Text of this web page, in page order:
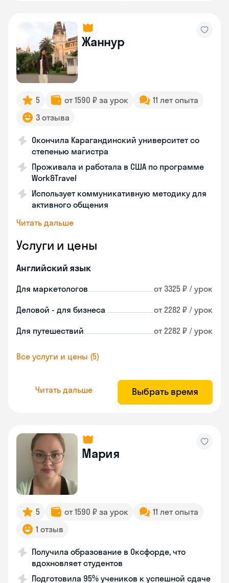
Жаннур
5 от 1590 ₽ за урок
11 лет опыта
3 отзыва
Окончила Карагандинский университет со
степенью магистра
Проживала и работала в США по программе
Work&Travel
Использует коммуникативную методику для
активного общения
Читать дальше
Услуги и цены
Английский язык
Для маркетологов от 3325 ₽ / урок
Деловой - для бизнеса от 2282 ₽ / урок
Для путешествий от 2282 ₽ / урок
Все услуги и цены (5)
Читать дальше Выбрать время
Мария
5 от 1590 ₽ за урок
11 лет опыта
1 отзыв
Получила образование в Оксфорде, что
вдохновляет студентов
Подготовила 95% учеников к успешной сдаче